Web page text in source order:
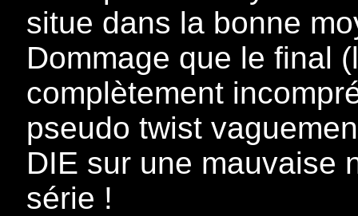
situe dans la bonne
Dommage que le final
complètement
pseudo twist
DIE sur une mauvaise
série !